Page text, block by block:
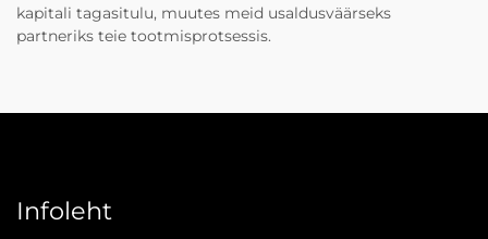
kapitali tagasitulu, muutes meid usaldusväärseks
partneriks teie tootmisprotsessis.
Infoleht